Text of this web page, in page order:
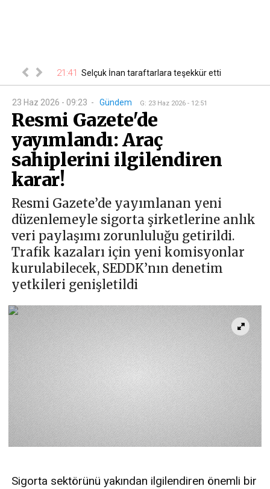
belli oldu 21:41 Selçuk İnan taraftarlara teşekkür etti
23 Haz 2026 - 09:23 - Gündem G: 23 Haz 2026 - 12:51
Resmi Gazete'de
yayımlandı: Araç
sahiplerini ilgilendiren
karar!
Resmi Gazete’de yayımlanan yeni
düzenlemeyle sigorta şirketlerine anlık
veri paylaşımı zorunluluğu getirildi.
Trafik kazaları için yeni komisyonlar
kurulabilecek, SEDDK’nın denetim
yetkileri genişletildi
Sigorta sektörünü yakından ilgilendiren önemli bir